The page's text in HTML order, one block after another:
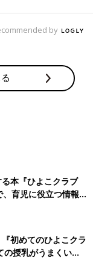
ない・昼寝をし
は仕事がありま
ので、テレビや動
脳が興奮状態にな
る、ということも
、ママ・パパも
おそらく夕方にグ
ママ・パパは仕事
てきます。
by
本『ひよこクラブ
育児に役立つ情報が
初めてのひよこクラ
の授乳がうまくい
のトラブル 解決テ